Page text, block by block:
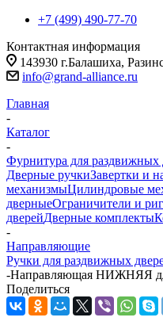
+7 (499) 490-77-70
Контактная информация
143930 г.Балашиха,
info@grand-alliance.ru
Главная
-
Каталог
-
Фурнитура для раздвижных
Дверные ручкиЗавертки и
механизмыЦилиндровые
дверныеОграничители и
дверейДверные комплекты
-
Направляющие
Ручки для раздвижных
-Направляющая НИЖНЯЯ
Поделиться